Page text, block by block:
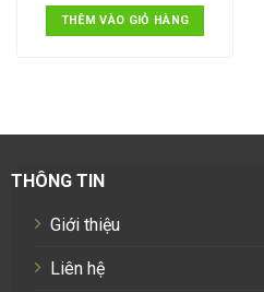
THÊM VÀO GIỎ HÀNG
THÔNG TIN
Giới thiệu
Liên hệ